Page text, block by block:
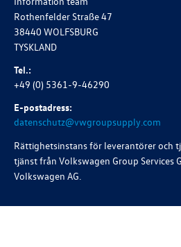
Rothenfelder Straße 47
38440 WOLFSBURG
TYSKLAND
Tel.:
+49 (0) 5361-9-46290
E-postadress:
datenschutz@vwgroupsupply.com
Rättighetsinstans för leverantörer och
tjänst från Volkswagen Group Services
Volkswagen AG.